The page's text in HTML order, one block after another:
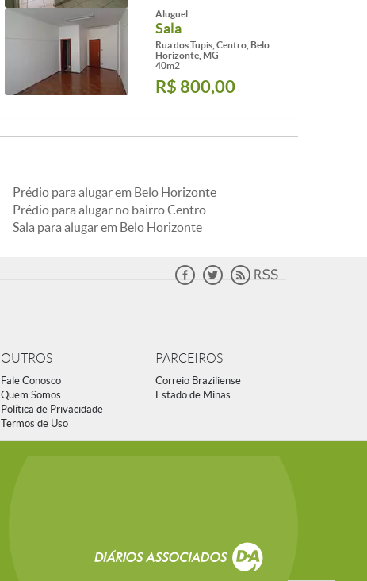
Aluguel
Sala
Rua dos Tupis, Centro, Belo
Horizonte, MG
40m2
R$ 800,00
Prédio para alugar em Belo Horizonte
Prédio para alugar no bairro Centro
Sala para alugar em Belo Horizonte
OUTROS
Fale Conosco
Quem Somos
Política de Privacidade
Termos de Uso
PARCEIROS
Correio Braziliense
Estado de Minas